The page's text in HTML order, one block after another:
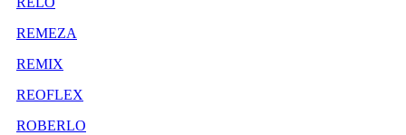
REMEZA
REMIX
REOFLEX
ROBERLO